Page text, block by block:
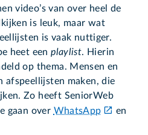
video’s van over heel de
is leuk, maar wat
is vaak nuttiger.
heet eenplaylist. Hierin
op thema. Mensen en
afspeellijsten maken, die
Zo heeft SeniorWeb
gaan over WhatsApp
en